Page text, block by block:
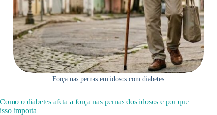
Força nas pernas em idosos com diabetes
Como o diabetes afeta a força nas pernas dos idosos e por que
isso importa